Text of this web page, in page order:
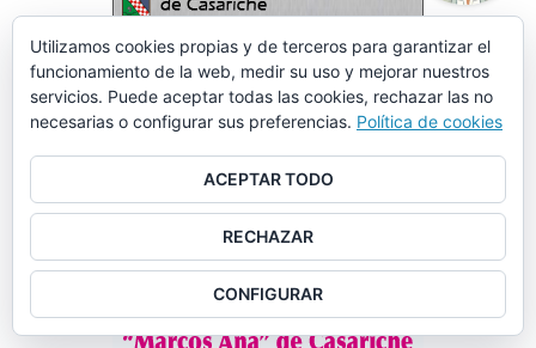
Utilizamos cookies propias y de terceros para garantizar el
funcionamiento de la web, medir su uso y mejorar nuestros
servicios. Puede aceptar todas las cookies, rechazar las no
necesarias o configurar sus preferencias. Política de cookies
ACEPTAR TODO
RECHAZAR
CONFIGURAR